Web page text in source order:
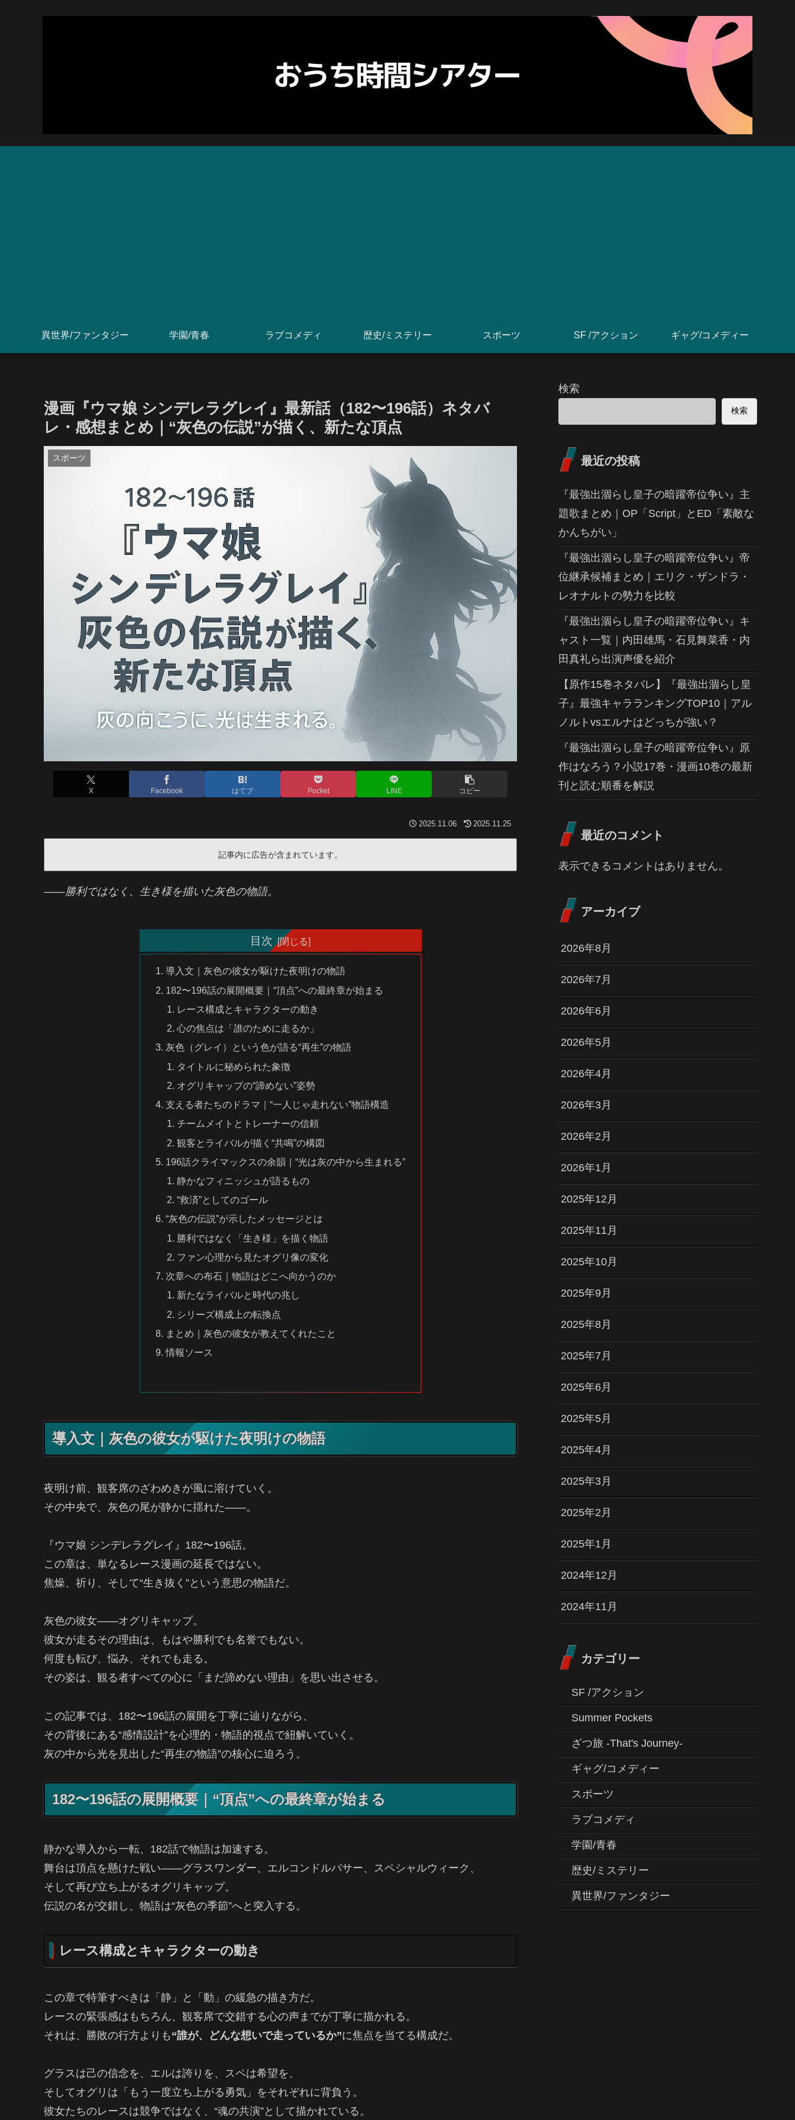
異世界/ファンタジー 学園/青春 ラブコメディ 歴史/ミステリー スポーツ SF /アクション ギャグ/コメディー
漫画『ウマ娘 シンデレラグレイ』最新話（182〜196話）ネタバ
レ・感想まとめ｜“灰色の伝説”が描く、新たな頂点
スポーツ
X Facebook はてブ Pocket LINE コピー
2025.11.06 2025.11.25
記事内に広告が含まれています。
――勝利ではなく、生き様を描いた灰色の物語。
目次
導入文｜灰色の彼女が駆けた夜明けの物語
182〜196話の展開概要｜“頂点”への最終章が始まる
レース構成とキャラクターの動き
心の焦点は「誰のために走るか」
灰色（グレイ）という色が語る“再生”の物語
タイトルに秘められた象徴
オグリキャップの“諦めない”姿勢
支える者たちのドラマ｜“一人じゃ走れない”物語構造
チームメイトとトレーナーの信頼
観客とライバルが描く“共鳴”の構図
196話クライマックスの余韻｜“光は灰の中から生まれる”
静かなフィニッシュが語るもの
“救済”としてのゴール
“灰色の伝説”が示したメッセージとは
勝利ではなく「生き様」を描く物語
ファン心理から見たオグリ像の変化
次章への布石｜物語はどこへ向かうのか
新たなライバルと時代の兆し
シリーズ構成上の転換点
まとめ｜灰色の彼女が教えてくれたこと
情報ソース
導入文｜灰色の彼女が駆けた夜明けの物語
夜明け前、観客席のざわめきが風に溶けていく。
その中央で、灰色の尾が静かに揺れた――。
『ウマ娘 シンデレラグレイ』182〜196話。
この章は、単なるレース漫画の延長ではない。
焦燥、祈り、そして“生き抜く”という意思の物語だ。
灰色の彼女――オグリキャップ。
彼女が走るその理由は、もはや勝利でも名誉でもない。
何度も転び、悩み、それでも走る。
その姿は、観る者すべての心に「まだ諦めない理由」を思い出させる。
この記事では、182〜196話の展開を丁寧に辿りながら、
その背後にある“感情設計”を心理的・物語的視点で紐解いていく。
灰の中から光を見出した“再生の物語”の核心に迫ろう。
182〜196話の展開概要｜“頂点”への最終章が始まる
静かな導入から一転、182話で物語は加速する。
舞台は頂点を懸けた戦い――グラスワンダー、エルコンドルパサー、スペシャルウィーク、
そして再び立ち上がるオグリキャップ。
伝説の名が交錯し、物語は“灰色の季節”へと突入する。
レース構成とキャラクターの動き
この章で特筆すべきは「静」と「動」の緩急の描き方だ。
レースの緊張感はもちろん、観客席で交錯する心の声までが丁寧に描かれる。
それは、勝敗の行方よりも “誰が、どんな想いで走っているか”に焦点を当てる構成だ。
グラスは己の信念を、エルは誇りを、スペは希望を、
そしてオグリは「もう一度立ち上がる勇気」をそれぞれに背負う。
彼女たちのレースは競争ではなく、“魂の共演”として描かれている。
検索
検索
最近の投稿
『最強出涸らし皇子の暗躍帝位争い』主
題歌まとめ｜OP「Script」とED「素敵な
かんちがい」
『最強出涸らし皇子の暗躍帝位争い』帝
位継承候補まとめ｜エリク・ザンドラ・
レオナルトの勢力を比較
『最強出涸らし皇子の暗躍帝位争い』キ
ャスト一覧｜内田雄馬・石見舞菜香・内
田真礼ら出演声優を紹介
【原作15巻ネタバレ】『最強出涸らし皇
子』最強キャラランキングTOP10｜アル
ノルトvsエルナはどっちが強い？
『最強出涸らし皇子の暗躍帝位争い』原
作はなろう？小説17巻・漫画10巻の最新
刊と読む順番を解説
最近のコメント
表示できるコメントはありません。
アーカイブ
2026年8月
2026年7月
2026年6月
2026年5月
2026年4月
2026年3月
2026年2月
2026年1月
2025年12月
2025年11月
2025年10月
2025年9月
2025年8月
2025年7月
2025年6月
2025年5月
2025年4月
2025年3月
2025年2月
2025年1月
2024年12月
2024年11月
カテゴリー
SF /アクション
Summer Pockets
ざつ旅 -That's Journey-
ギャグ/コメディー
スポーツ
ラブコメディ
学園/青春
歴史/ミステリー
異世界/ファンタジー